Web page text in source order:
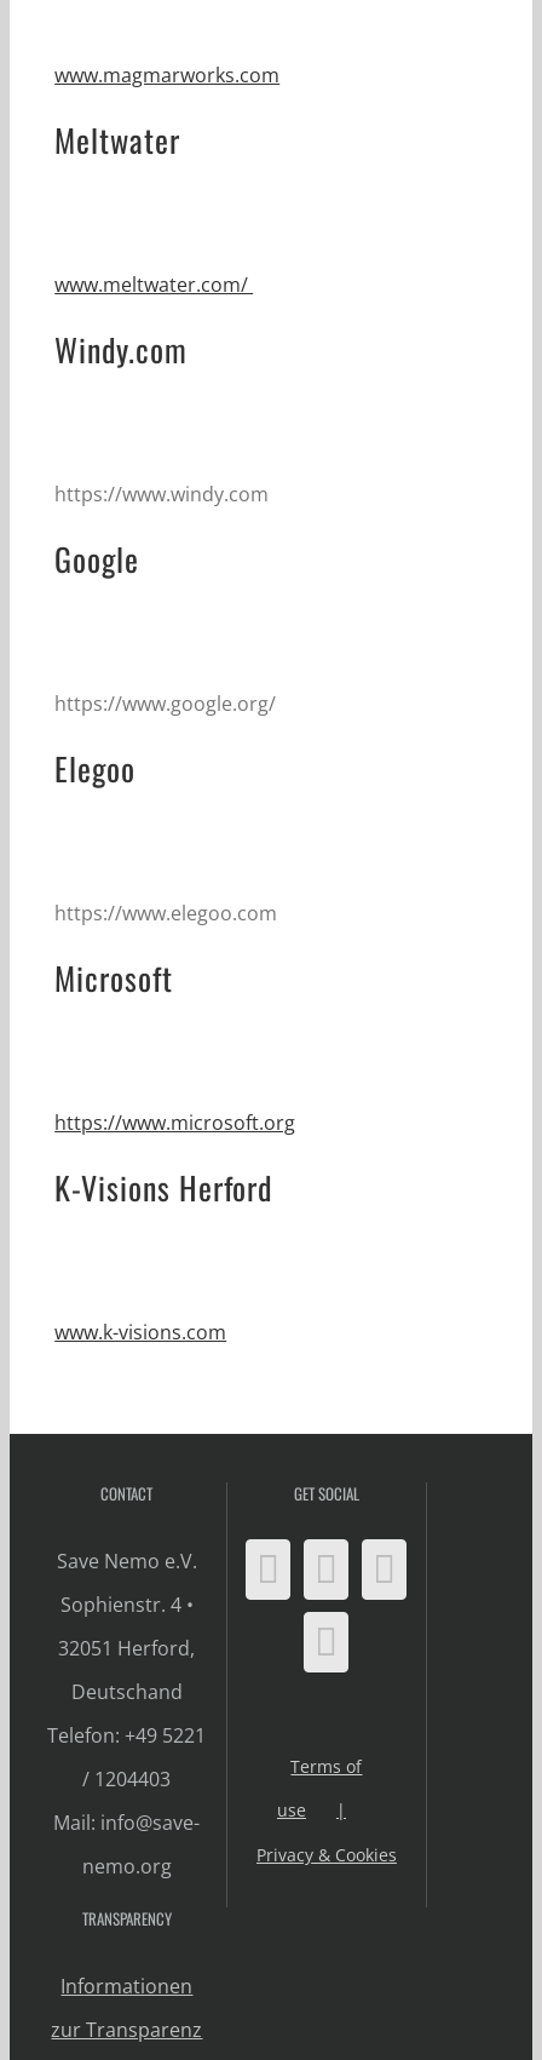
www.magmarworks.com
Meltwater
www.meltwater.com/
Windy.com
https://www.windy.com
Google
https://www.google.org/
Elegoo
https://www.elegoo.com
Microsoft
https://www.microsoft.org
K-Visions Herford
www.k-visions.com
CONTACT
Save Nemo e.V.
Sophienstr. 4 •
32051 Herford,
Deutschand
Telefon: +49 5221
/ 1204403
Mail: info@save-
nemo.org
GET SOCIAL
Terms of
use
Privacy & Cookies
TRANSPARENCY
Informationen
zur Transparenz